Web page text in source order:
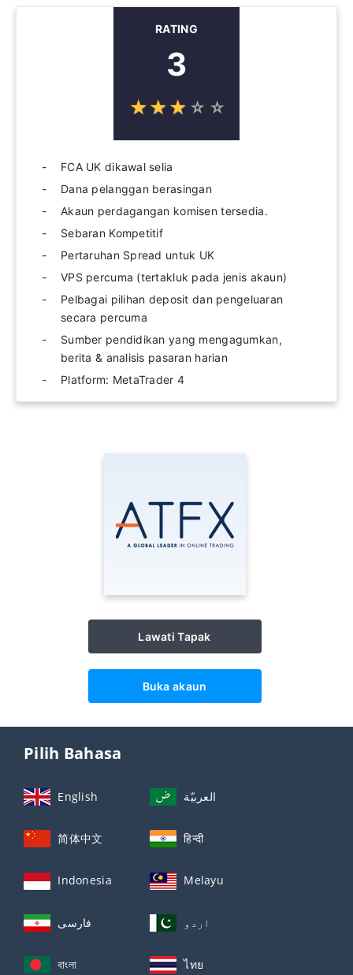
RATING
3
☆☆☆ ☆ ☆
★★★ ★ ★
FCA UK dikawal selia
Dana pelanggan berasingan
Akaun perdagangan komisen tersedia.
Sebaran Kompetitif
Pertaruhan Spread untuk UK
VPS percuma (tertakluk pada jenis akaun)
Pelbagai pilihan deposit dan pengeluaran
secara percuma
Sumber pendidikan yang mengagumkan,
berita & analisis pasaran harian
Platform: MetaTrader 4
Lawati Tapak
Buka akaun
Pilih Bahasa
English العربيّة
简体中文 हिन्दी
Indonesia Melayu
فارسی اردو
বাংলা ไทย